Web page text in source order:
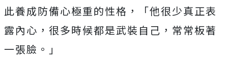
此養成防備心極重的性格，「他很少真正表
露內心， 很多時候都是武裝自己，常常板著
一張臉。」